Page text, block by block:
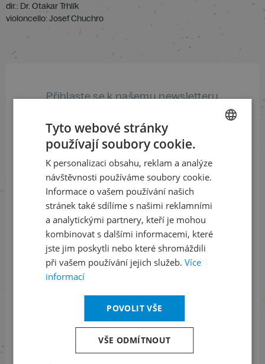
dir.: Dr. Otakar Trhlík
violoncello: Josef Chuchro
Přihlaste se k našemu newsletteru
ODEBÍRAT NEWSLETTER
Sledujte nás na sociálních sítích
LinkedIn
flickr
Informace o stavu objednávek
+420 461 049 232
Informace o programu
ENGLISH
Tyto webové stránky
používají soubory cookie.
K personalizaci obsahu, reklam a analýze
návštěvnosti používáme soubory cookie.
Informace o vašem používání našich
stránek také sdílíme s našimi reklamními
a analytickými partnery, kteří je mohou
kombinovat s dalšími informacemi, které
jste jim poskytli nebo které shromáždili
při vašem používání jejich služeb. Více
informací
POVOLIT VŠE
VŠE ODMÍTNOUT